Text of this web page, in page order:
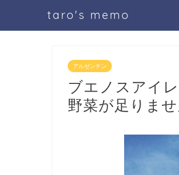
taro's memo
アルゼンチン
ブエノスアイ
野菜が足りませ